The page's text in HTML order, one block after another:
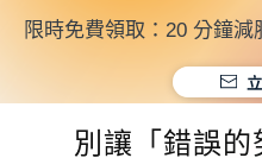
限時免費領取：20 分鐘減
別讓「錯誤